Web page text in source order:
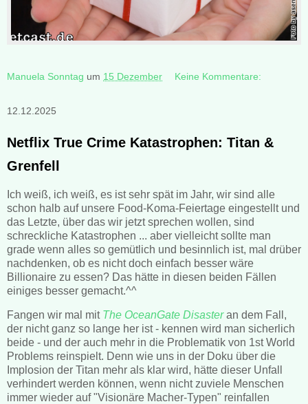
Manuela Sonntag um 15 Dezember Keine Kommentare:
12.12.2025
Netflix True Crime Katastrophen: Titan &
Grenfell
Ich weiß, ich weiß, es ist sehr spät im Jahr, wir sind alle
schon halb auf unsere Food-Koma-Feiertage eingestellt und
das Letzte, über das wir jetzt sprechen wollen, sind
schreckliche Katastrophen ... aber vielleicht sollte man
grade wenn alles so gemütlich und besinnlich ist, mal drüber
nachdenken, ob es nicht doch einfach besser wäre
Billionaire zu essen? Das hätte in diesen beiden Fällen
einiges besser gemacht.^^
Fangen wir mal mit The OceanGate Disasteran dem Fall,
der nicht ganz so lange her ist - kennen wird man sicherlich
beide - und der auch mehr in die Problematik von 1st World
Problems reinspielt. Denn wie uns in der Doku über die
Implosion der Titan mehr als klar wird, hätte dieser Unfall
verhindert werden können, wenn nicht zuviele Menschen
immer wieder auf "Visionäre Macher-Typen" reinfallen